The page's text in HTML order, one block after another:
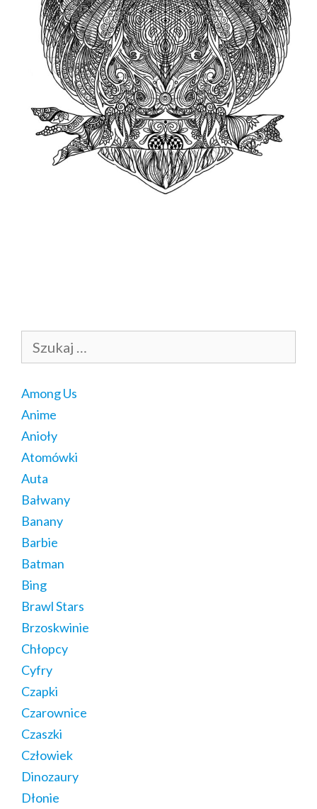
Among Us
Anime
Anioły
Atomówki
Auta
Bałwany
Banany
Barbie
Batman
Bing
Brawl Stars
Brzoskwinie
Chłopcy
Cyfry
Czapki
Czarownice
Czaszki
Człowiek
Dinozaury
Dłonie